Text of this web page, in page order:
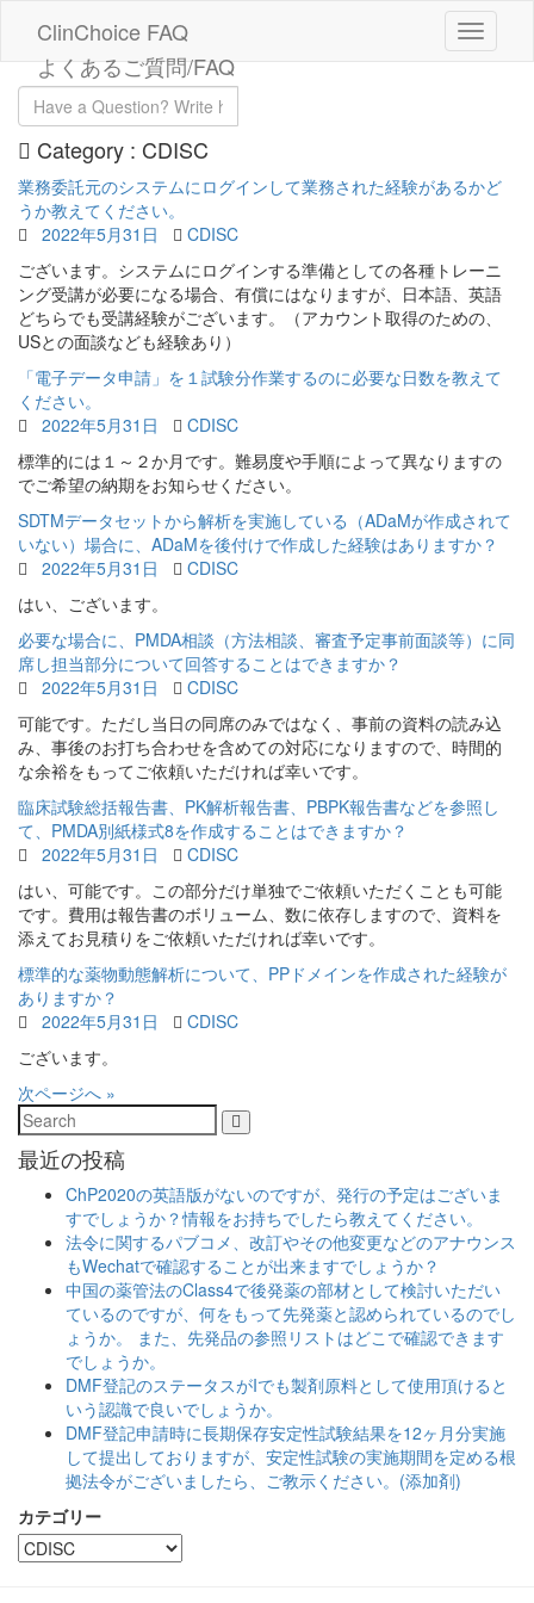
ClinChoice FAQ
よくあるご質問/FAQ
Category : CDISC
業務委託元のシステムにログインして業務された経験があるかど
うか教えてください。
2022年5月31日
CDISC
ございます。システムにログインする準備としての各種トレーニ
ング受講が必要になる場合、有償にはなりますが、日本語、英語
どちらでも受講経験がございます。（アカウント取得のための、
USとの面談なども経験あり）
「電子データ申請」を１試験分作業するのに必要な日数を教えて
ください。
2022年5月31日
CDISC
標準的には１～２か月です。難易度や手順によって異なりますの
でご希望の納期をお知らせください。
SDTMデータセットから解析を実施している（ADaMが作成されて
いない）場合に、ADaMを後付けで作成した経験はありますか？
2022年5月31日
CDISC
はい、ございます。
必要な場合に、PMDA相談（方法相談、審査予定事前面談等）に同
席し担当部分について回答することはできますか？
2022年5月31日
CDISC
可能です。ただし当日の同席のみではなく、事前の資料の読み込
み、事後のお打ち合わせを含めての対応になりますので、時間的
な余裕をもってご依頼いただければ幸いです。
臨床試験総括報告書、PK解析報告書、PBPK報告書などを参照し
て、PMDA別紙様式8を作成することはできますか？
2022年5月31日
CDISC
はい、可能です。この部分だけ単独でご依頼いただくことも可能
です。費用は報告書のボリューム、数に依存しますので、資料を
添えてお見積りをご依頼いただければ幸いです。
標準的な薬物動態解析について、PPドメインを作成された経験が
ありますか？
2022年5月31日
CDISC
ございます。
次ページへ »
Search
最近の投稿
ChP2020の英語版がないのですが、発行の予定はございま
すでしょうか？情報をお持ちでしたら教えてください。
法令に関するパブコメ、改訂やその他変更などのアナウンス
もWechatで確認することが出来ますでしょうか？
中国の薬管法のClass4で後発薬の部材として検討いただい
ているのですが、何をもって先発薬と認められているのでし
ょうか。 また、先発品の参照リストはどこで確認できます
でしょうか。
DMF登記のステータスがIでも製剤原料として使用頂けると
いう認識で良いでしょうか。
DMF登記申請時に長期保存安定性試験結果を12ヶ月分実施
して提出しておりますが、安定性試験の実施期間を定める根
拠法令がございましたら、ご教示ください。(添加剤)
カテゴリー